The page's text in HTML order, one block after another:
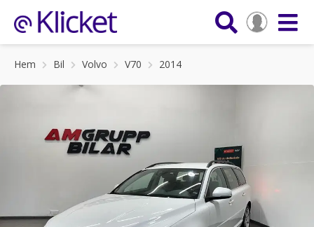
Hem Bil Volvo V70 2014